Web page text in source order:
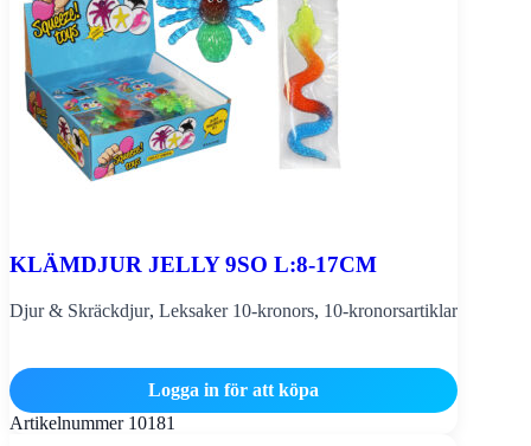
KLÄMDJUR JELLY 9SO L:8-17CM
Djur & Skräckdjur, Leksaker 10-kronors, 10-kronorsartiklar
Logga in för att köpa
Artikelnummer 10181